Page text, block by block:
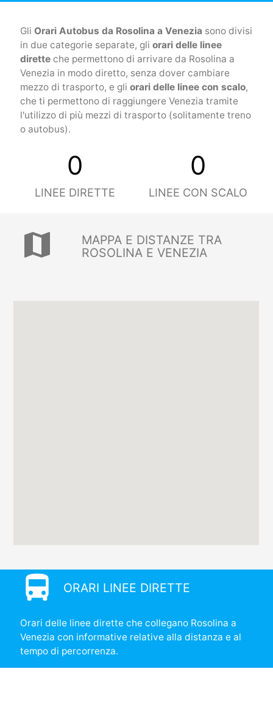
Gli Orari Autobus da Rosolina a Venezia sono divisi
in due categorie separate, gli orari delle linee
diretteche permettono di arrivare da Rosolina a
Venezia in modo diretto, senza dover cambiare
mezzo di trasporto, e gli orari delle linee con scalo,
che ti permettono di raggiungere Venezia tramite
l'utilizzo di più mezzi di trasporto (solitamente treno
o autobus).
0
LINEE DIRETTE
0
LINEE CON SCALO
map
MAPPA E DISTANZE TRA
ROSOLINA E VENEZIA
directions_bus ORARI LINEE DIRETTE
Orari delle linee dirette che collegano Rosolina a
Venezia con informative relative alla distanza e al
tempo di percorrenza.